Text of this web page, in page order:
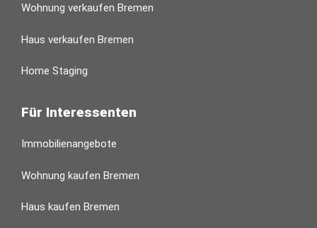
Wohnung verkaufen Bremen
Haus verkaufen Bremen
Home Staging
Für Interessenten
Immobilienangebote
Wohnung kaufen Bremen
Haus kaufen Bremen